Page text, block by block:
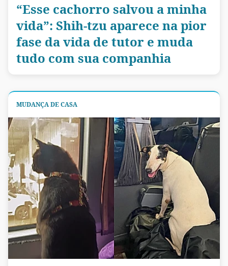
“Esse cachorro salvou a minha
vida”: Shih-tzu aparece na pior
fase da vida de tutor e muda
tudo com sua companhia
MUDANÇA DE CASA